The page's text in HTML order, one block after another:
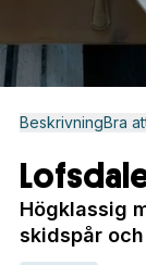
BeskrivningBra
Högklassig
skidspår